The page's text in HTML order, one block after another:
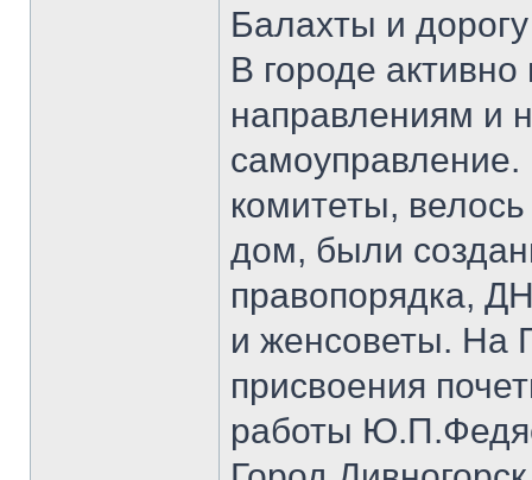
Балахты и
В городе
направлениям и
комитеты,
дом, были
правопорядка,
и женсоветы. На
присвоения
работы